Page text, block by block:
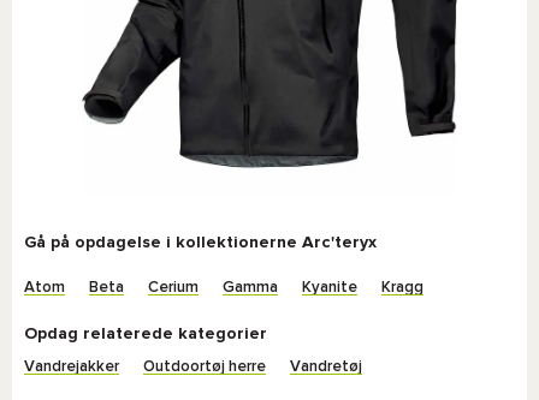
Gå på opdagelse i kollektionerne Arc'teryx
Atom Beta Cerium Gamma Kyanite Kragg
Opdag relaterede kategorier
Vandrejakker Outdoortøj herre Vandretøj